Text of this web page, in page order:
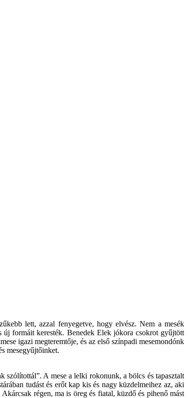
lett, azzal fenyegetve, hogy elvész. Nem a mesék
új formáit keresték. Benedek Elek jókora csokrot gyűjtött
igazi megteremtője, és az első színpadi mesemondónk
mesegyűjtőinket.
szólítottál”. A mese a lelki rokonunk, a bölcs és tapasztalt
tudást és erőt kap kis és nagy küzdelmeihez az, aki
régen, ma is öreg és fiatal, küzdő és pihenő mást